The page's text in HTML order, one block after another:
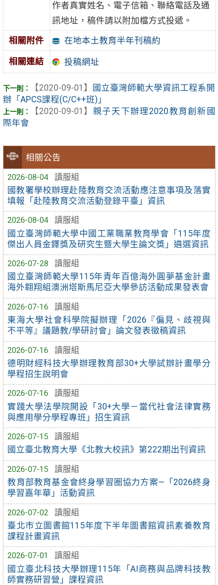
相關公告
2026-08-04
讀服組
國教署學校辦理赴陸教育交流活動應注意事項及落實
填報「赴陸教育交流活動登錄平臺」資訊
2026-08-04
讀服組
國立臺灣師範大學中國工業職業教育學會「115年度
傑出人員金鐸獎及研究生暨大學生論文獎」遴選資訊
2026-07-28
讀服組
國立臺灣師範大學115年青年百億海外圓夢基金計畫
海外翱翔組澳洲塔斯馬尼亞大學參訪活動成果發表會
2026-07-16
讀服組
東海大學社會科學院擬辦理「2026『偏見、歧視與
不平等』議題教/學研討會」論文發表徵稿資訊
2026-07-16
讀服組
德明財經科技大學辦理教育部30+大學試辦計畫學分
學程招生說明會
2026-07-16
讀服組
實踐大學法學院開設「30+大學－當代社會法律實務
與應用學分學程專班」招生資訊
2026-07-15
讀服組
國立臺北教育大學《北教大校訊》第222期出刊資訊
2026-07-15
讀服組
教育部教育基金會終身學習圈協力方案—「2026終身
學習嘉年華」活動資訊
2026-07-02
讀服組
臺北市立圖書館115年度下半年圖書館資訊素養教育
課程計畫資訊
2026-07-01
讀服組
國立臺北科技大學辦理115年「AI商務與品牌科技教
師實務研習營」課程資訊
作者真實姓名、電子信箱、聯絡電話及通
訊地址，稿件請以附加檔方式投遞。
相關附件 在地本土教育半年刊稿約
相關連結 投稿網址
【2020-09-01】
國立臺灣師範大學資訊工程系開
辦「APCS課程(C/C++班)」
【2020-09-01】 親子天下辦理2020教育創新國
際年會